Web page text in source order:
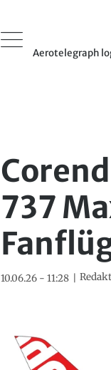
Aerotelegraph
737
10.06.26 - 11:28